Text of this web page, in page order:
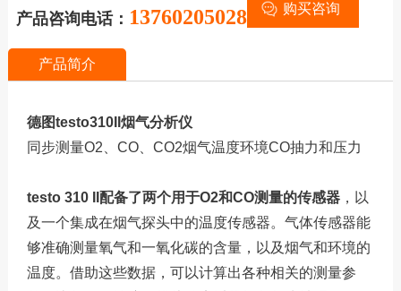
产品咨询电话： 13760205028 购买咨询
产品简介
德图testo310II烟气分析仪
同步测量O2、CO、CO2烟气温度环境CO抽力和压力
testo 310 II配备了两个用于O2和CO测量的传感器 ，以
及一个集成在烟气探头中的温度传感器。气体传感器能
够准确测量氧气和一氧化碳的含量，以及烟气和环境的
温度。借助这些数据，可以计算出各种相关的测量参